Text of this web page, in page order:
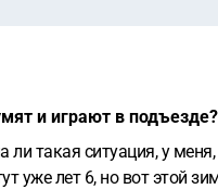
и играют в подъезде?
ли такая ситуация, у
уже лет 6, но вот этой